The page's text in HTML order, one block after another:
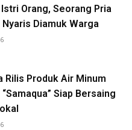
Istri Orang, Seorang Pria
Diamuk Warga
Rilis Produk Air Minum
Siap Bersaing